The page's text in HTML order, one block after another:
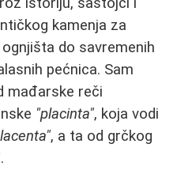
kamenja za
do savremenih
pećnica. Sam
mađarske reči
"placinta", koja vodi
, a ta od grčkog